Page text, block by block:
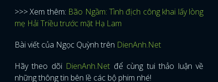
>>> Xem thêm: Bão Ngầm: Tình địch công khai lấy lòng
mẹ Hải Triều trước mặt Hạ Lam
Bài viết của Ngọc Quỳnh trên DienAnh.Net
Hãy theo dõi DienAnh.Net để cùng tui thảo luận về
những thông tin bên lề các bộ phim nhé!